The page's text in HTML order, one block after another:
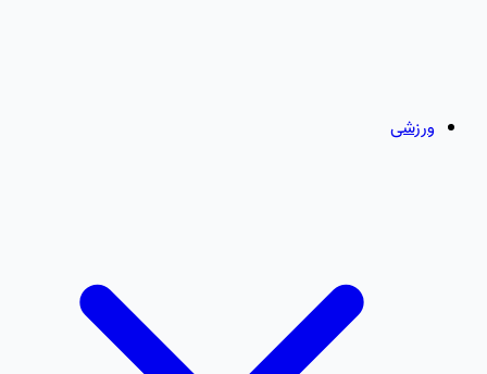
ورزشی